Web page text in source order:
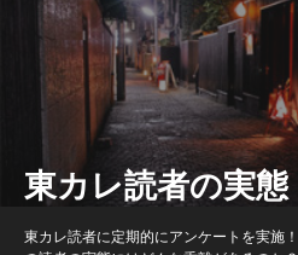
東カレ読者の実態
東カレ読者に定期的にアンケートを実施